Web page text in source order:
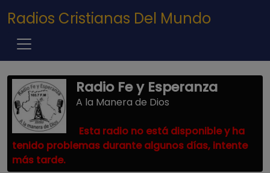
Pasar al contenido principal
Radios Cristianas Del Mundo
Radio Fe y Esperanza
A la Manera de Dios
Esta radio no está disponible y ha
tenido problemas durante algunos días, intente
más tarde.